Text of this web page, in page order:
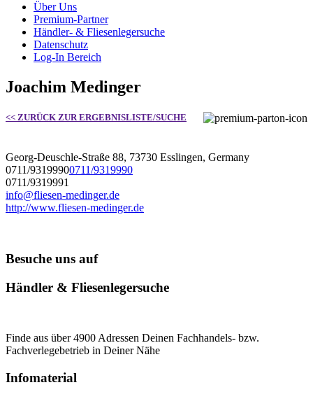
Über Uns
Premium-Partner
Händler- & Fliesenlegersuche
Datenschutz
Log-In Bereich
Joachim Medinger
<< ZURÜCK ZUR ERGEBNISLISTE/SUCHE
Georg-Deuschle-Straße 88, 73730 Esslingen, Germany
0711/93199900711/9319990
0711/9319991
info@fliesen-medinger.de
http://www.fliesen-medinger.de
Besuche uns auf
Händler & Fliesenlegersuche
Finde aus über 4900 Adressen Deinen Fachhandels- bzw.
Fachverlegebetrieb in Deiner Nähe
Infomaterial